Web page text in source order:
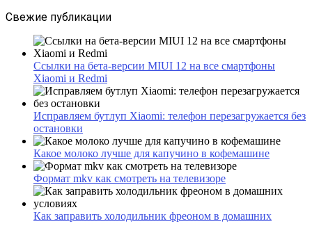
Свежие публикации
Ссылки на бета-версии MIUI 12 на все смартфоны
Xiaomi и Redmi
Исправляем бутлуп Xiaomi: телефон перезагружается без
остановки
Какое молоко лучше для капучино в кофемашине
Формат mkv как смотреть на телевизоре
Как заправить холодильник фреоном в домашних